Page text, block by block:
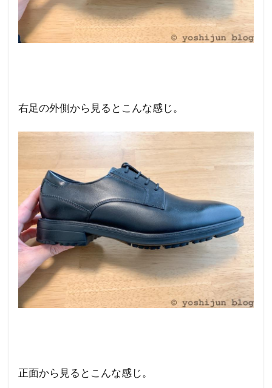
右足の外側から見るとこんな感じ。
正面から見るとこんな感じ。